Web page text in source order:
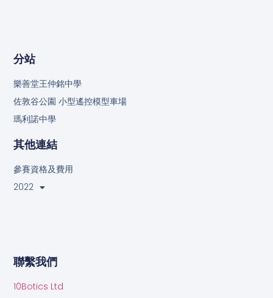
分站
樂善堂王仲銘中學
佐敦谷公園 小型遙控模型車場
瑪利諾中學
其他連結
參賽資格及費用
2022
聯繫我們
10Botics Ltd